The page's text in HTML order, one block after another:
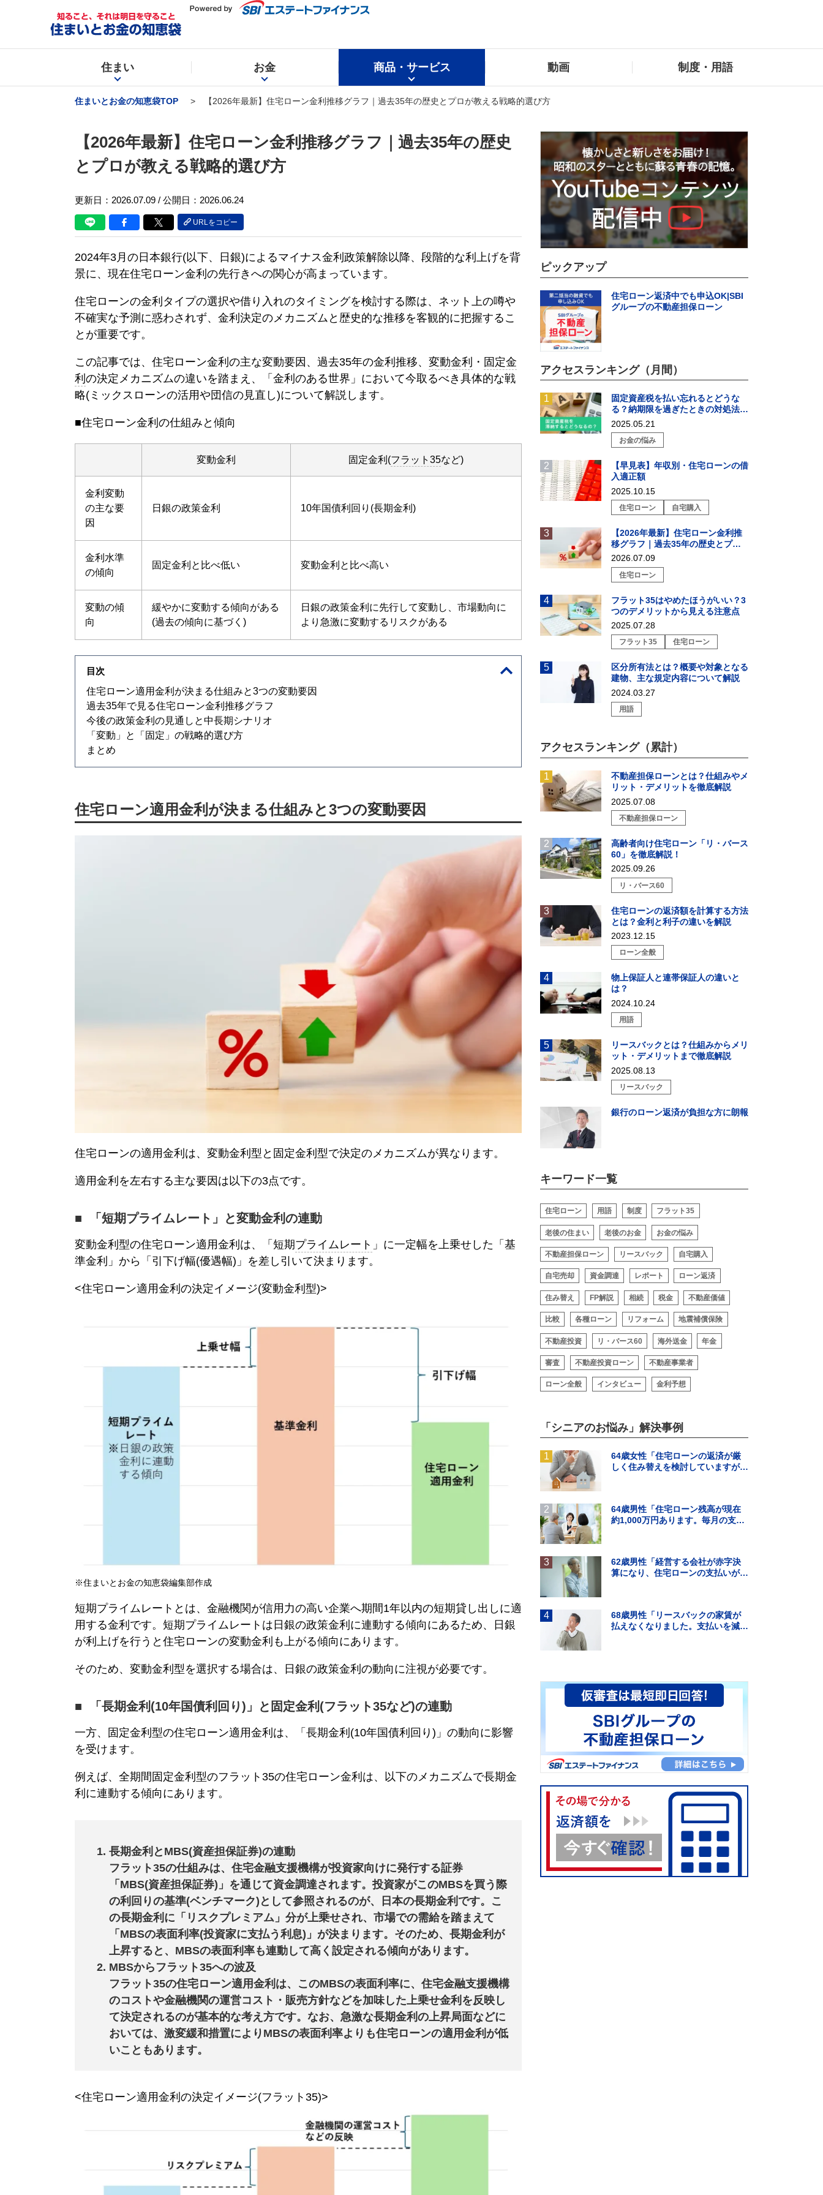
住まい お金 商品・サービス 動画 制度・用語
住まいとお金の知恵袋TOP 【2026年最新】住宅ローン金利推移グラフ｜過去35年の歴史とプロが教える戦略的選び方
【2026年最新】住宅ローン金利推移グラフ｜過去35年の歴史
とプロが教える戦略的選び方
更新日： 2026.07.09 / 公開日：2026.06.24
URLをコピー
2024年3月の日本銀行(以下、日銀)によるマイナス金利政策解除以降、段階的な利上げを背
景に、現在住宅ローン金利の先行きへの関心が高まっています。
住宅ローンの金利タイプの選択や借り入れのタイミングを検討する際は、ネット上の噂や
不確実な予測に惑わされず、金利決定のメカニズムと歴史的な推移を客観的に把握するこ
とが重要です。
この記事では、住宅ローン金利の主な変動要因、過去35年の金利推移、 変動金利 ・ 固定金
利 の決定メカニズムの違いを踏まえ、「金利のある世界」において今取るべき具体的な戦
略(ミックスローンの活用や団信の見直し)について解説します。
■住宅ローン金利の仕組みと傾向
変動金利 固定金利 (フラット35など)
金利変動
の主な要
因
日銀の政策金利 10年国債利回り(長期金利)
金利水準
の傾向
固定金利 と比べ低い 変動金利 と比べ高い
変動の傾
向
緩やかに変動する傾向がある
(過去の傾向に基づく)
日銀の政策金利に先行して変動し、市場動向に
より急激に変動するリスクがある
目次
住宅ローン適用金利が決まる仕組みと3つの変動要因
過去35年で見る住宅ローン金利推移グラフ
今後の政策金利の見通しと中長期シナリオ
「変動」と「固定」の戦略的選び方
まとめ
住宅ローン適用金利が決まる仕組みと3つの変動要因
住宅ローンの適用金利は、 変動金利 型と 固定金利 型で決定のメカニズムが異なります。
適用金利を左右する主な要因は以下の3点です。
「短期プライムレート 」と変動金利の連動
変動金利 型の住宅ローン適用金利は、「短期プライムレート 」に一定幅を上乗せした「基
準金利」から「引下げ幅(優遇幅)」を差し引いて決まります。
<住宅ローン適用金利の決定イメージ(変動金利 型)>
※住まいとお金の知恵袋編集部作成
短期プライムレート とは、金融機関が信用力の高い企業へ期間1年以内の短期貸し出しに適
用する金利です。短期プライムレート は日銀の政策金利に連動する傾向にあるため、日銀
が利上げを行うと住宅ローンの変動金利 も上がる傾向にあります。
そのため、 変動金利 型を選択する場合は、日銀の政策金利の動向に注視が必要です。
「長期金利(10年国債利回り)」と 固定金利 (フラット35など)の連動
一方、 固定金利 型の住宅ローン適用金利は、「長期金利(10年国債利回り)」の動向に影響
を受けます。
例えば、全期間 固定金利 型のフラット35の住宅ローン金利は、以下のメカニズムで長期金
利に連動する傾向にあります。
長期金利とMBS(資産担保証券)の連動
フラット35の仕組みは、住宅金融支援機構が投資家向けに発行する証券
「MBS(資産担保証券)」を通じて資金調達されます。投資家がこのMBSを買う際
の利回りの基準(ベンチマーク)として参照されるのが、日本の長期金利です。こ
の長期金利に「リスクプレミアム」分が上乗せされ、市場での需給を踏まえて
「MBSの表面利率(投資家に支払う利息)」が決まります。そのため、長期金利が
上昇すると、MBSの表面利率も連動して高く設定される傾向があります。
MBSから フラット35への波及
フラット35の住宅ローン適用金利は、このMBSの表面利率に、住宅金融支援機構
のコストや金融機関の運営コスト・販売方針などを加味した上乗せ金利を反映し
て決定されるのが基本的な考え方です。なお、急激な長期金利の上昇局面などに
おいては、激変緩和措置によりMBSの表面利率よりも住宅ローンの適用金利が低
いこともあります。
<住宅ローン適用金利の決定イメージ(フラット35)>
ピックアップ
住宅ローン返済中でも申込OK|SBI
グループの不動産担保ローン
アクセスランキング（月間）
固定資産税を払い忘れるとどうな
る？納期限を過ぎたときの対処法を
解説
2025.05.21
お金の悩み
【早見表】年収別・住宅ローンの借
入適正額
2025.10.15
住宅ローン 自宅購入
【2026年最新】住宅ローン金利推
移グラフ｜過去35年の歴史とプロ
が教える戦略的選び方
2026.07.09
住宅ローン
フラット35はやめたほうがいい？3
つのデメリットから見える注意点
2025.07.28
フラット35 住宅ローン
区分所有法とは？概要や対象となる
建物、主な規定内容について解説
2024.03.27
用語
アクセスランキング（累計）
不動産担保ローンとは？仕組みやメ
リット・デメリットを徹底解説
2025.07.08
不動産担保ローン
高齢者向け住宅ローン「リ・バース
60」を徹底解説！
2025.09.26
リ・バース60
住宅ローンの返済額を計算する方法
とは？金利と利子の違いを解説
2023.12.15
ローン全般
物上保証人と連帯保証人の違いと
は？
2024.10.24
用語
リースバックとは？仕組みからメリ
ット・デメリットまで徹底解説
2025.08.13
リースバック
銀行のローン返済が負担な方に朗報
キーワード一覧
住宅ローン 用語 制度 フラット35
老後の住まい 老後のお金 お金の悩み
不動産担保ローン リースバック 自宅購入
自宅売却 資金調達 レポート ローン返済
住み替え FP解説 相続 税金 不動産価値
比較 各種ローン リフォーム 地震補償保険
不動産投資 リ・バース60 海外送金 年金
審査 不動産投資ローン 不動産事業者
ローン全般 インタビュー 金利予想
「シニアのお悩み」解決事例
64歳女性「住宅ローンの返済が厳
しく住み替えを検討していますが、
64歳男性「住宅ローン残高が現在
約1,000万円あります。毎月の支払
62歳男性「経営する会社が赤字決
算になり、住宅ローンの支払いが難
68歳男性「リースバックの家賃が
払えなくなりました。支払いを減ら
閉じる